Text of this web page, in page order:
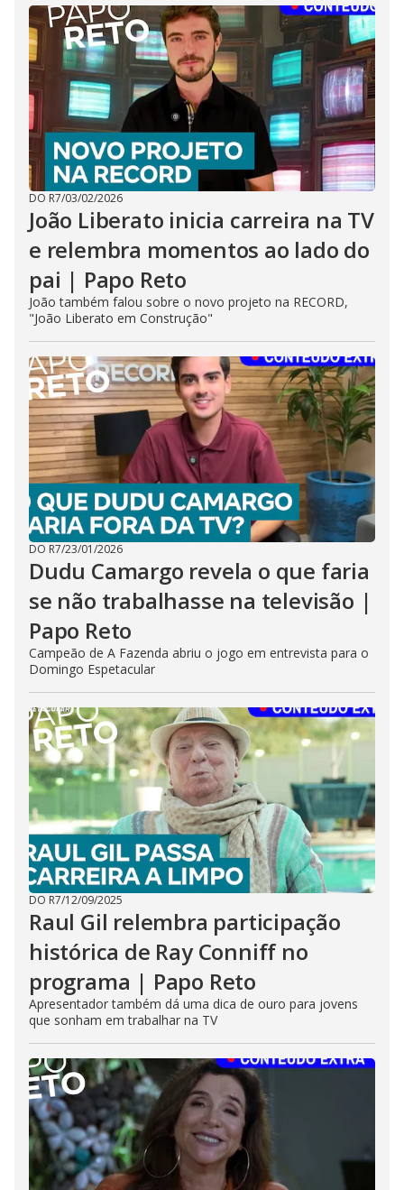
DO R7/03/02/2026
João Liberato inicia carreira na TV
e relembra momentos ao lado do
pai | Papo Reto
João também falou sobre o novo projeto na RECORD,
"João Liberato em Construção"
DO R7/23/01/2026
Dudu Camargo revela o que faria
se não trabalhasse na televisão |
Papo Reto
Campeão de A Fazenda abriu o jogo em entrevista para o
Domingo Espetacular
DO R7/12/09/2025
Raul Gil relembra participação
histórica de Ray Conniff no
programa | Papo Reto
Apresentador também dá uma dica de ouro para jovens
que sonham em trabalhar na TV